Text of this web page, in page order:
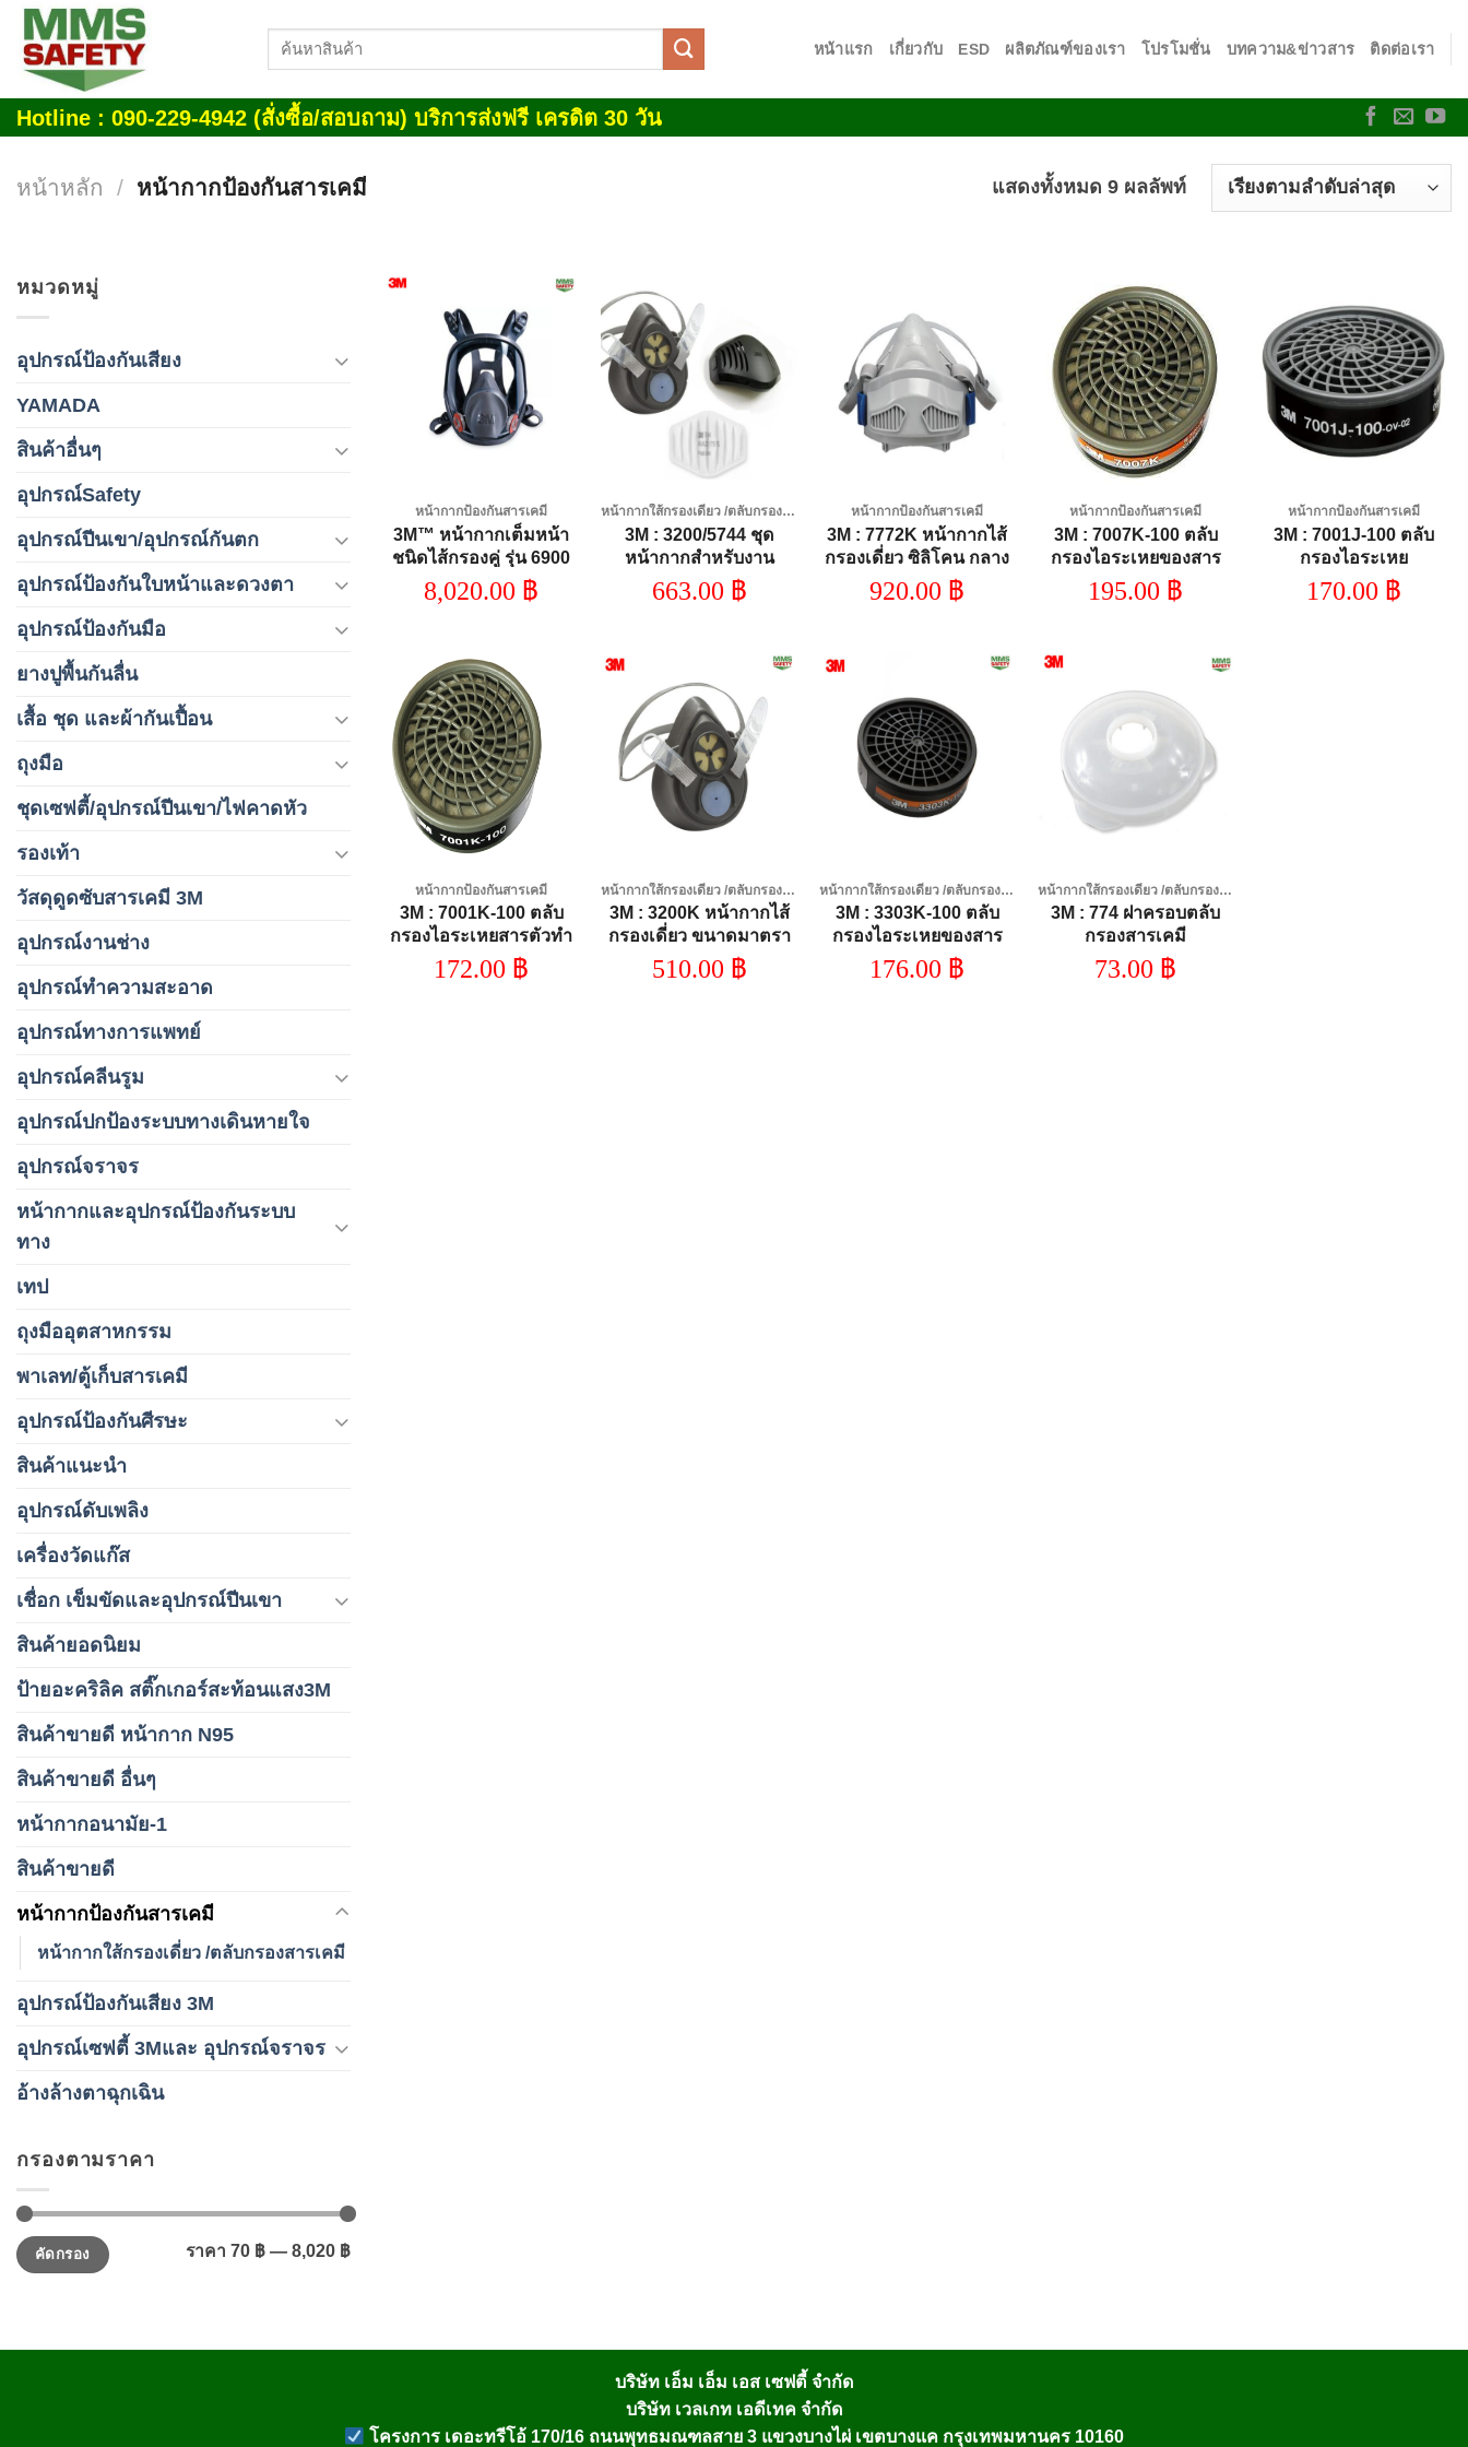
Skip
content
ค้นหา:
หน้าแรก เกี่ยวกับ ESD ผลิตภัณฑ์ของเรา โปรโมชั่น บทความ&ข่าวสาร ติดต่อเรา
Hotline : 090-229-4942 (สั่งซื้อ/สอบถาม) บริการส่งฟรี เครดิต 30 วัน
หน้าหลัก / หน้ากากป้องกันสารเคมี แสดงทั้งหมด 9 ผลลัพท์
หมวดหมู่
อุปกรณ์ป้องกันเสียง
YAMADA
สินค้าอื่นๆ
อุปกรณ์Safety
อุปกรณ์ปีนเขา/อุปกรณ์กันตก
อุปกรณ์ป้องกันใบหน้าและดวงตา
อุปกรณ์ป้องกันมือ
ยางปูพื้นกันลื่น
เสื้อ ชุด และผ้ากันเปื้อน
ถุงมือ
ชุดเซฟตี้/อุปกรณ์ปีนเขา/ไฟคาดหัว
รองเท้า
วัสดุดูดซับสารเคมี 3M
อุปกรณ์งานช่าง
อุปกรณ์ทำความสะอาด
อุปกรณ์ทางการแพทย์
อุปกรณ์คลีนรูม
อุปกรณ์ปกป้องระบบทางเดินหายใจ
อุปกรณ์จราจร
หน้ากากและอุปกรณ์ป้องกันระบบ
ทาง
เทป
ถุงมืออุตสาหกรรม
พาเลท/ตู้เก็บสารเคมี
อุปกรณ์ป้องกันศีรษะ
สินค้าแนะนำ
อุปกรณ์ดับเพลิง
เครื่องวัดแก๊ส
เชื่อก เข็มขัดและอุปกรณ์ปีนเขา
สินค้ายอดนิยม
ป้ายอะคริลิค สติ๊กเกอร์สะท้อนแสง3M
สินค้าขายดี หน้ากาก N95
สินค้าขายดี อื่นๆ
หน้ากากอนามัย-1
สินค้าขายดี
หน้ากากป้องกันสารเคมี
หน้ากากใส้กรองเดี่ยว /ตลับกรองสารเคมี
อุปกรณ์ป้องกันเสียง 3M
อุปกรณ์เซฟตี้ 3Mและ อุปกรณ์จราจร
อ้างล้างตาฉุกเฉิน
กรองตามราคา
ราคา
ต่ำ
สุด
ราคา
สูงสุดคัดกรอง ราคา 70 ฿ — 8,020 ฿
Add to
wishlist
หน้ากากป้องกันสารเคมี
3M™ หน้ากากเต็มหน้า
ชนิดไส้กรองคู่ รุ่น 6900
8,020.00 ฿
Add to
wishlist
หน้ากากใส้กรองเดี่ยว /ตลับกรองสารเคมี
3M : 3200/5744 ชุด
หน้ากากสำหรับงาน
ฝุ่นWAFFLE
663.00 ฿
Add to
wishlist
หน้ากากป้องกันสารเคมี
3M : 7772K หน้ากากไส้
กรองเดี่ยว ซิลิโคน กลาง
920.00 ฿
Add to
wishlist
หน้ากากป้องกันสารเคมี
3M : 7007K-100 ตลับ
กรองไอระเหยของสาร
อินทรีย์และกรดแก๊ส
195.00 ฿
Add to
wishlist
หน้ากากป้องกันสารเคมี
3M : 7001J-100 ตลับ
กรองไอระเหย
10EA/BX,6BX/CS USE
7001K-100
170.00 ฿
Add to
wishlist
หน้ากากป้องกันสารเคมี
3M : 7001K-100 ตลับ
กรองไอระเหยสารตัวทำ
ละลาย (10ชิ้น/
กล่อง,6กล่อง/ลัง)
172.00 ฿
Add to
wishlist
หน้ากากใส้กรองเดี่ยว /ตลับกรองสารเคมี
3M : 3200K หน้ากากไส้
กรองเดี่ยว ขนาดมาตรา
ฐาน
510.00 ฿
Add to
wishlist
หน้ากากใส้กรองเดี่ยว /ตลับกรองสารเคมี
3M : 3303K-100 ตลับ
กรองไอระเหยของสาร
อินทรีย์และกรดแก๊ส
176.00 ฿
Add to
wishlist
หน้ากากใส้กรองเดี่ยว /ตลับกรองสารเคมี
3M : 774 ฝาครอบตลับ
กรองสารเคมี
73.00 ฿
บริษัท เอ็ม เอ็ม เอส เซฟตี้ จำกัด
บริษัท เวลเกท เอดีเทค จำกัด
โครงการ เดอะทรีโอ้ 170/16 ถนนพุทธมณฑลสาย 3 แขวงบางไผ่ เขตบางแค กรุงเทพมหานคร 10160